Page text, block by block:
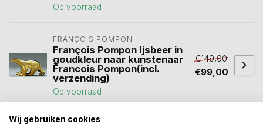
Op voorraad
FRANÇOIS POMPON
François Pompon Ijsbeer in
goudkleur naar kunstenaar
Francois Pompon(incl.
verzending)
Op voorraad
€149,00
€99,00
Wij gebruiken cookies